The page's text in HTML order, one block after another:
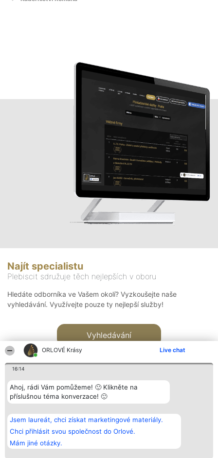
ORLOVÉ Krásy Live chat
16:14
Ahoj, rádi Vám pomůžeme! 🙂 Klikněte na
příslušnou téma konverzace! 🙂
Jsem laureát, chci získat marketingové materiály.
Chci přihlásit svou společnost do Orlové.
Mám jiné otázky.
Najít specialistu
Plebiscit sdružuje těch nejlepších v oboru
Hledáte odborníka ve Vašem okolí? Vyzkoušejte naše
vyhledávání. Využívejte pouze ty nejlepší služby!
Vyhledávání
Bright Side Solutions sp. z o.
o. sp. k.
ul. Ruska 22
Wrocław 50-079
KRS 0000749100 | Regon
381313360 | NIP 8943132676
Vítězové
Seznam všech
laureátů
Zásady
Zásady
Kontakt